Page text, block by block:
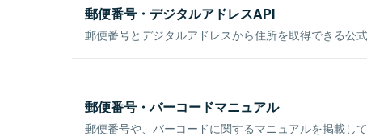
郵便番号・デジタルアドレスAPI
郵便番号とデジタルアドレスから住所を取得できる公式
郵便番号・バーコードマニュアル
郵便番号や、バーコードに関するマニュアルを掲載して